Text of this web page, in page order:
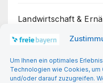
Um Ihnen ein optimales
Technologien wie Cookies,
und/oder darauf zuzugreifen.
Landwirtschaft &
Leserzuschriften
Medienpolitik